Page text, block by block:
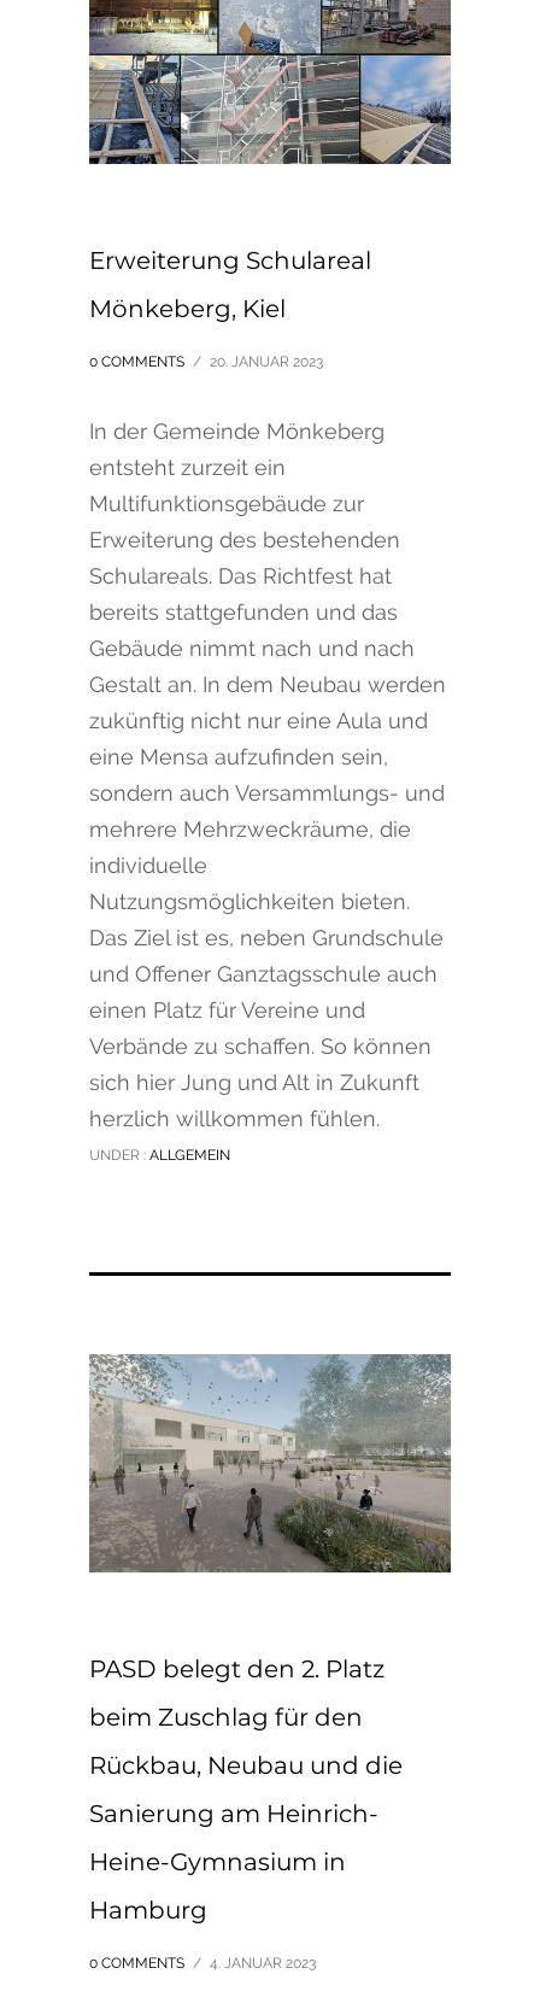
Erweiterung Schulareal
Mönkeberg, Kiel
0 COMMENTS / 20. JANUAR 2023
In der Gemeinde Mönkeberg
entsteht zurzeit ein
Multifunktionsgebäude zur
Erweiterung des bestehenden
Schulareals. Das Richtfest hat
bereits stattgefunden und das
Gebäude nimmt nach und nach
Gestalt an. In dem Neubau werden
zukünftig nicht nur eine Aula und
eine Mensa aufzufinden sein,
sondern auch Versammlungs- und
mehrere Mehrzweckräume, die
individuelle
Nutzungsmöglichkeiten bieten.
Das Ziel ist es, neben Grundschule
und Offener Ganztagsschule auch
einen Platz für Vereine und
Verbände zu schaffen. So können
sich hier Jung und Alt in Zukunft
herzlich willkommen fühlen.
UNDER : ALLGEMEIN
PASD belegt den 2. Platz
beim Zuschlag für den
Rückbau, Neubau und die
Sanierung am Heinrich-
Heine-Gymnasium in
Hamburg
0 COMMENTS / 4. JANUAR 2023